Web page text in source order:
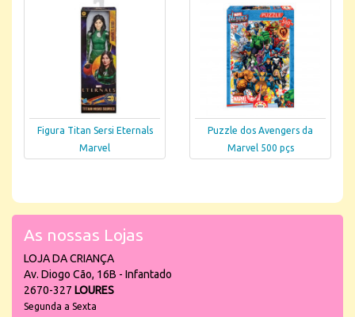
Figura Titan Sersi Eternals
Marvel
Puzzle dos Avengers da
Marvel 500 pçs
As nossas Lojas
LOJA DA CRIANÇA
Av. Diogo Cão, 16B - Infantado
2670-327 LOURES
Segunda a Sexta